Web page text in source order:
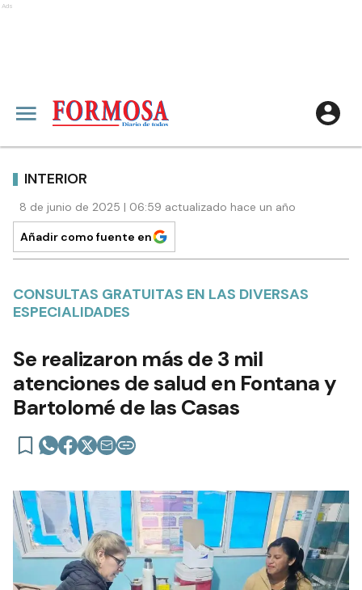
Ads
INTERIOR
8 de junio de 2025 | 06:59 actualizado hace un año
Añadir como fuente en
CONSULTAS GRATUITAS EN LAS DIVERSAS
ESPECIALIDADES
Se realizaron más de 3 mil
atenciones de salud en Fontana y
Bartolomé de las Casas